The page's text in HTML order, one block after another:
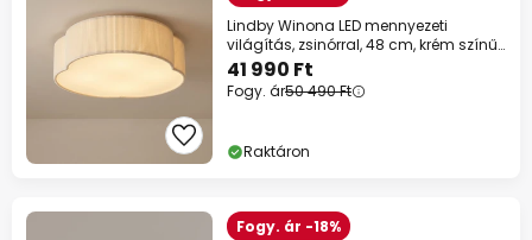
Lindby Winona LED mennyezeti
világítás, zsinórral, 48 cm, krém színű,
CCT
41 990 Ft
Fogy. ár50 490 Ft
Raktáron
Fogy. ár -18%